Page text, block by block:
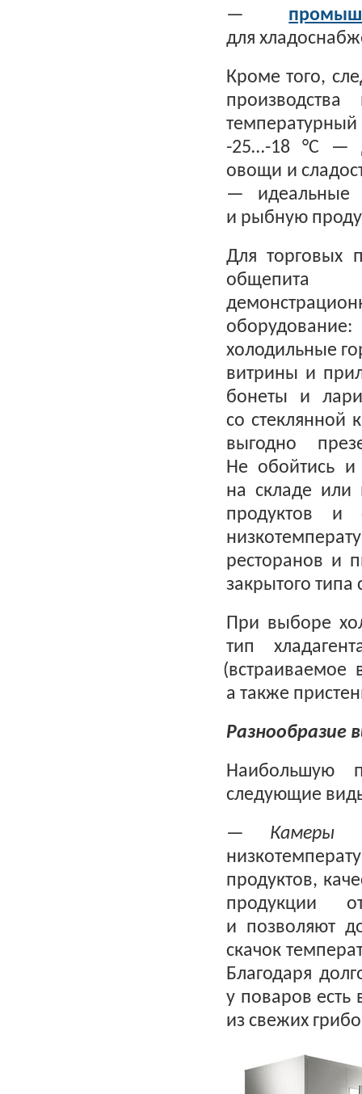
—
для
Кроме того,
-25…-18 °С —
овощи и
— идеальные
и рыбную
Для торговых
общепита
холодильные
витрины и
бонеты и
со стеклянной
выгодно
Не обойтись и
на складе или
продуктов и
ресторанов и
закрытого
При выборе
тип
(встраиваемое
а также
Разнообразие
Наибольшую
следующие
— Камеры
продуктов,
продукции
и позволяют
скачок
Благодаря
у поваров есть
из свежих